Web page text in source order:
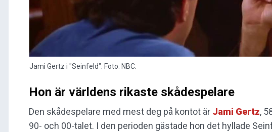
Jami Gertz i "Seinfeld". Foto: NBC.
Hon är världens rikaste skådespelare
Den skådespelare med mest deg på kontot är Jami Gertz,
90- och 00-talet. I den perioden gästade hon det hyllade